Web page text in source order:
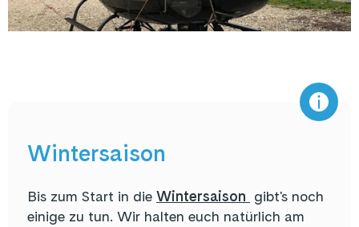
Wintersaison
Bis zum Start in die Wintersaison gibt's noch
einige zu tun. Wir halten euch natürlich am